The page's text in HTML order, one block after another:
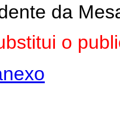
da
o